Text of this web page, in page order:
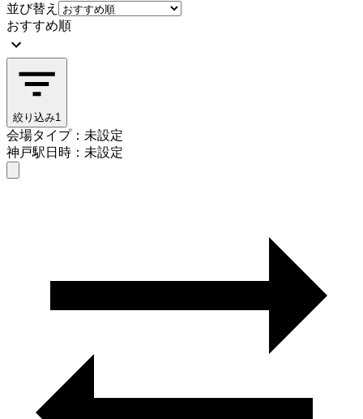
並び替え
おすすめ順
絞り込み1
会場タイプ：未設定
神戸駅日時：未設定